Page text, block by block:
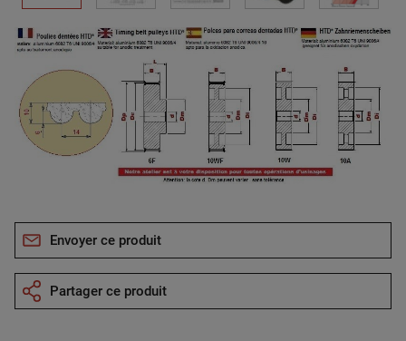
Envoyer ce produit
Partager ce produit